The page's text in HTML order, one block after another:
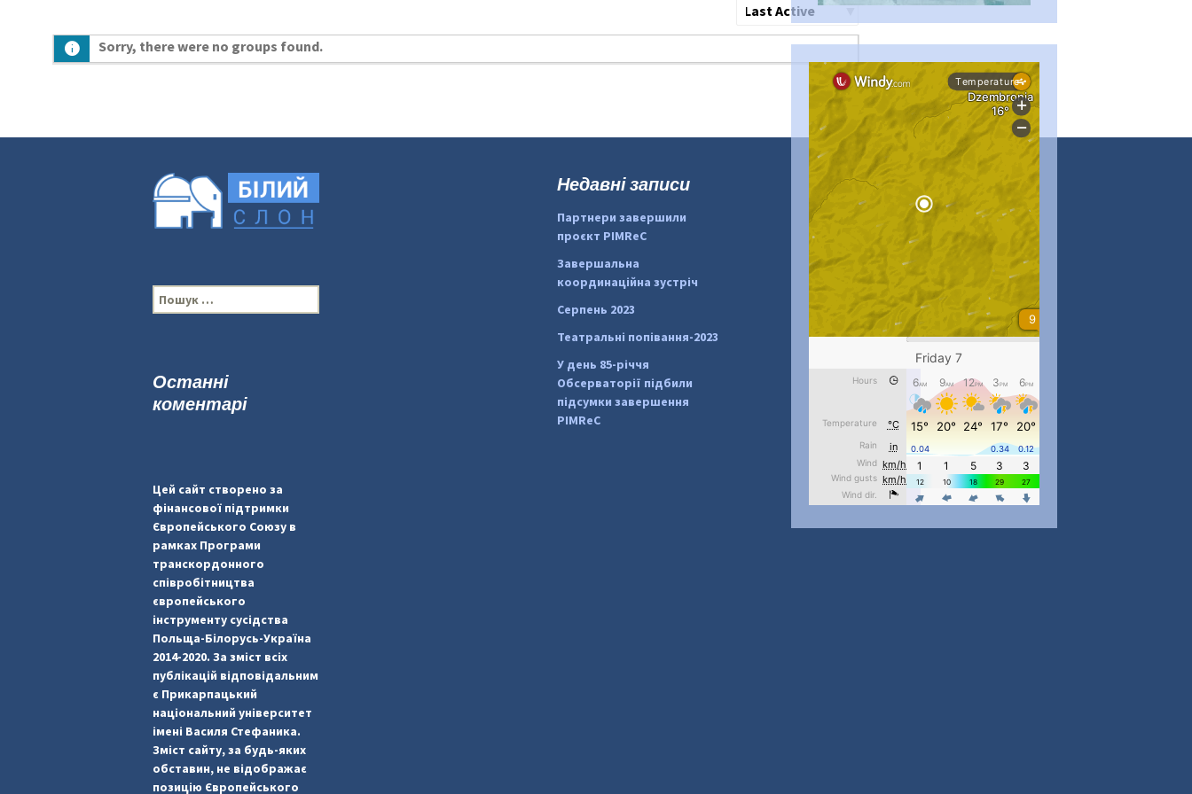
Сортувати
Sorry, there were no groups found.
#PipIvanToday...
pimrec_project
#PipIvanToday...
pimrec_project
П
о
:
Недавні записи
Партнери завершили
проєкт PIMReC
Завершальна
координаційна зустріч
Серпень 2023
Театральні попівання-2023
У день 85-річчя
Обсерваторії підбили
підсумки завершення
PIMReC
Останні
коментарі
Цей сайт створено за
фінансової підтримки
Європейського Союзу в
рамках Програми
транскордонного
співробітництва
європейського
інструменту сусідства
Польща-Білорусь-Україна
2014-2020. За зміст всіх
публікацій відповідальним
є Прикарпацький
національний університет
імені Василя Стефаника.
Зміст сайту, за будь-яких
обставин, не відображає
позицію Європейського